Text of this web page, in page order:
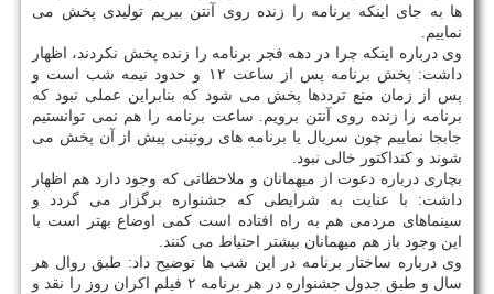
ها به جای اینکه برنامه را زنده روی آنتن ببریم تولیدی پخش می
نماییم.
وی درباره اینکه چرا در دهه فجر برنامه را زنده پخش نکردند، اظهار
داشت: پخش برنامه پس از ساعت ۱۲ و حدود نیمه شب است و
پس از زمان منع ترددها پخش می شود که بنابراین عملی نبود که
برنامه را زنده روی آنتن برویم. ساعت برنامه را هم نمی توانستیم
جابجا نماییم چون سریال یا برنامه های روتینی پیش از آن پخش می
شوند و کنداکتور خالی نبود.
بچاری درباره دعوت از میهمانان و ملاحظاتی که وجود دارد هم اظهار
داشت: با عنایت به شرایطی که جشنواره برگزار می گردد و
سینماهای مردمی هم به راه افتاده است کمی اوضاع بهتر است با
این وجود باز هم میهمانان بیشتر احتیاط می کنند.
وی درباره ساختار برنامه در این شب ها توضیح داد: طبق روال هر
سال و طبق جدول جشنواره در هر برنامه ۲ فیلم اکران روز را نقد و